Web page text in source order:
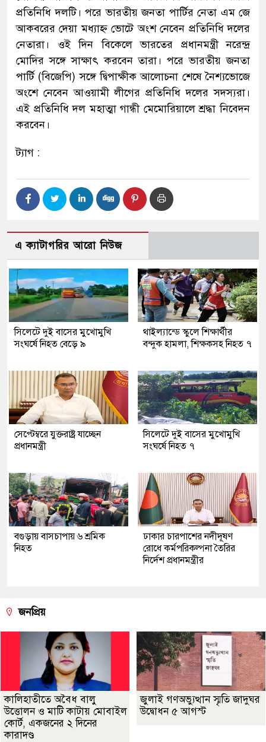
প্রতিনিধি দলটি। পরে ভারতীয় জনতা পার্টির নেতা এম জে
আকবরের দেয়া মধ্যাহ্ন ভোটে অংশ নেবেন প্রতিনিধি দলের
নেতারা। ওই দিন বিকেলে ভারতের প্রধানমন্ত্রী নরেন্দ্র
মোদির সঙ্গে সাক্ষাৎ করবেন তারা। পরে ভারতীয় জনতা
পার্টি (বিজেপি) সঙ্গে দ্বিপাক্ষীক আলোচনা শেষে নৈশ্যভোজে
অংশে নেবেন আওয়ামী লীগের প্রতিনিধি দলের সদস্যরা।
এই প্রতিনিধি দল মহাত্মা গান্ধী মেমোরিয়ালে শ্রদ্ধা নিবেদন
করবেন।
ট্যাগ :
এ ক্যাটাগরির আরো নিউজ
সিলেটে দুই বাসের মুখোমুখি
সংঘর্ষে নিহত বেড়ে ৯
থাইল্যান্ডে স্কুলে শিক্ষার্থীর
বন্দুক হামলা, শিক্ষকসহ নিহত ৭
সেপ্টেম্বরে যুক্তরাষ্ট্র যাচ্ছেন
প্রধানমন্ত্রী
সিলেটে দুই বাসের মুখোমুখি
সংঘর্ষে নিহত ৭
বগুড়ায় বাসচাপায় ৬ শ্রমিক
নিহত
ঢাকার চারপাশের নদীদূষণ
রোধে কর্মপরিকল্পনা তৈরির
নির্দেশ প্রধানমন্ত্রীর
জনপ্রিয়
কালিহাতীতে অবৈধ বালু
উত্তোলন ও মাটি কাটায় মোবাইল
কোর্ট, একজনের ২ দিনের
কারাদণ্ড
জুলাই গণঅভ্যুত্থান স্মৃতি জাদুঘর
উদ্বোধন ৫ আগস্ট